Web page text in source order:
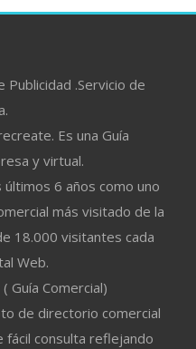
Publicidad .Servicio de
Es una Guía
y virtual.
últimos 6 años como uno
más visitado de la
18.000 visitantes cada
Web.
Guía Comercial)
de directorio comercial
fácil consulta reflejando